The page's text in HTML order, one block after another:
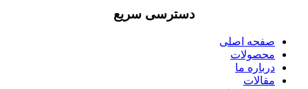
دسترسی سریع
صفحه اصلی
محصولات
درباره ما
مقالات